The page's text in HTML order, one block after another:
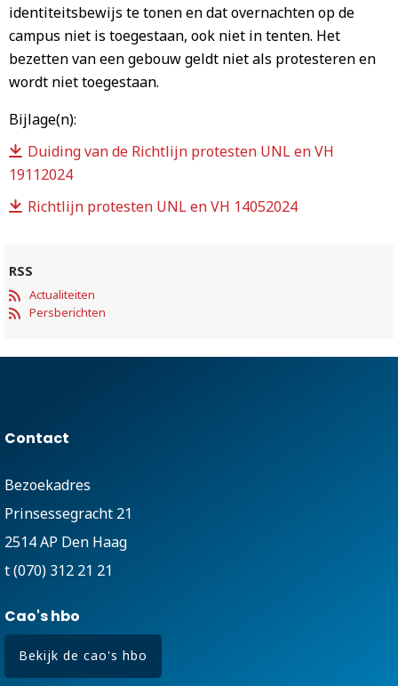
identiteitsbewijs te tonen en dat overnachten op de
campus niet is toegestaan, ook niet in tenten. Het
bezetten van een gebouw geldt niet als protesteren en
wordt niet toegestaan.
Bijlage(n):
Duiding van de Richtlijn protesten UNL en VH
19112024
Richtlijn protesten UNL en VH 14052024
RSS
Actualiteiten
Persberichten
Contact
Bezoekadres
Prinsessegracht 21
2514 AP Den Haag
t (070) 312 21 21
Cao's hbo
Bekijk de cao's hbo